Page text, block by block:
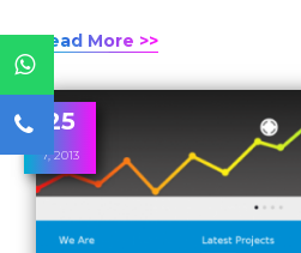
Read More >>
25
7, 2013